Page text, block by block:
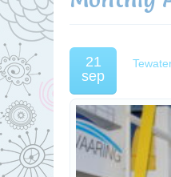
21
sep